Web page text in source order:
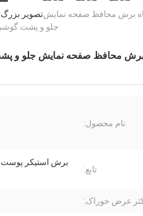
تصویر بزرگبرش محافظ صفحه نمایش
جلو و پشت
برش محافظ صفحه نمایش جلو و
نام محصول:
تابع:
عرض خوراک: